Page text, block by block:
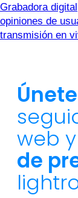
Grabadora digital
opiniones de
transmisión en
web
de